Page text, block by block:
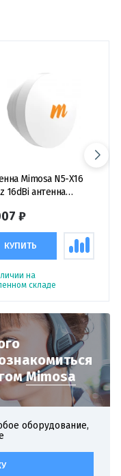
Mimosa N5-X16
16dBi антенна
₽
КУПИТЬ
на
складе
Mimosa
оборудование,